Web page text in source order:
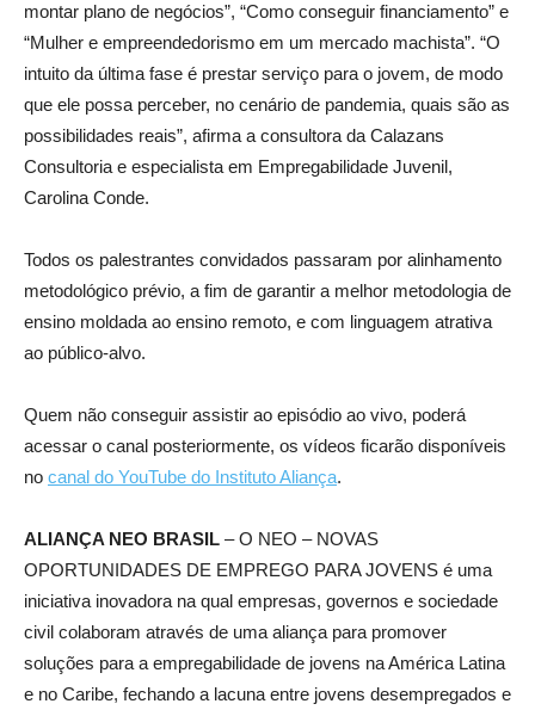
montar plano de negócios”, “Como conseguir financiamento” e
“Mulher e empreendedorismo em um mercado machista”. “O
intuito da última fase é prestar serviço para o jovem, de modo
que ele possa perceber, no cenário de pandemia, quais são as
possibilidades reais”, afirma a consultora da Calazans
Consultoria e especialista em Empregabilidade Juvenil,
Carolina Conde.
Todos os palestrantes convidados passaram por alinhamento
metodológico prévio, a fim de garantir a melhor metodologia de
ensino moldada ao ensino remoto, e com linguagem atrativa
ao público-alvo.
Quem não conseguir assistir ao episódio ao vivo, poderá
acessar o canal posteriormente, os vídeos ficarão disponíveis
no canal do YouTube do Instituto Aliança.
ALIANÇA NEO BRASIL – O NEO – NOVAS
OPORTUNIDADES DE EMPREGO PARA JOVENS é uma
iniciativa inovadora na qual empresas, governos e sociedade
civil colaboram através de uma aliança para promover
soluções para a empregabilidade de jovens na América Latina
e no Caribe, fechando a lacuna entre jovens desempregados e